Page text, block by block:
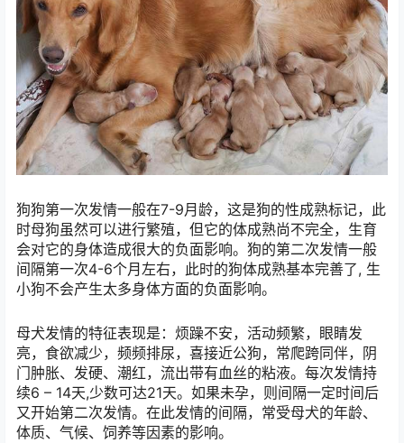
狗狗第一次发情一般在7-9月龄，这是狗的性成熟标记，此
时母狗虽然可以进行繁殖，但它的体成熟尚不完全，生育
会对它的身体造成很大的负面影响。狗的第二次发情一般
间隔第一次4-6个月左右，此时的狗体成熟基本完善了, 生
小狗不会产生太多身体方面的负面影响。
母犬发情的特征表现是：烦躁不安，活动频繁，眼睛发
亮，食欲减少，频频排尿，喜接近公狗，常爬跨同伴，阴
门肿胀、发硬、潮红，流出带有血丝的粘液。每次发情持
续6 – 14天,少数可达21天。如果未孕，则间隔一定时间后
又开始第二次发情。在此发情的间隔，常受母犬的年龄、
体质、气候、饲养等因素的影响。